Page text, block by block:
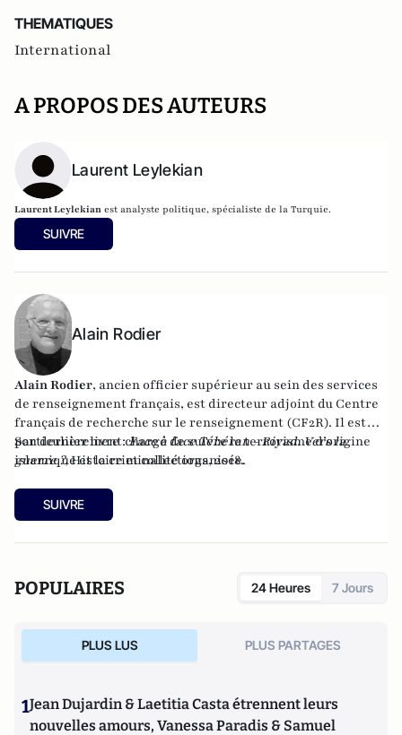
THEMATIQUES
International
A PROPOS DES AUTEURS
Laurent Leylekian
Laurent Leylekian est analyste politique, spécialiste de la Turquie.
SUIVRE
Alain Rodier
Alain Rodier, ancien officier supérieur au sein des services
de renseignement français, est directeur adjoint du Centre
français de recherche sur le renseignement (CF2R). Il est
particulièrement chargé de suivre le terrorisme d’origine
islamique et la criminalité organisée.
Son dernier livre :Face à face Téhéran - Riyad. Vers la
guerre ?, Histoire et collections, 2018.
SUIVRE
POPULAIRES 24 Heures 7 Jours
PLUS LUS PLUS PARTAGES
1Jean Dujardin & Laetitia Casta étrennent leurs
nouvelles amours, Vanessa Paradis & Samuel